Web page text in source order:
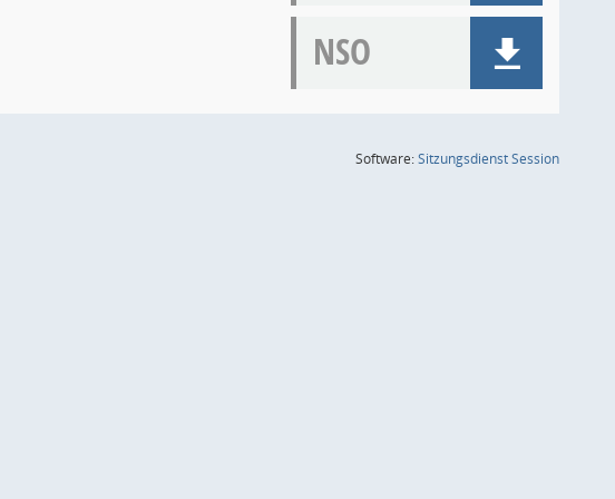
NSO
Software:SitzungsdienstSession(Wird in